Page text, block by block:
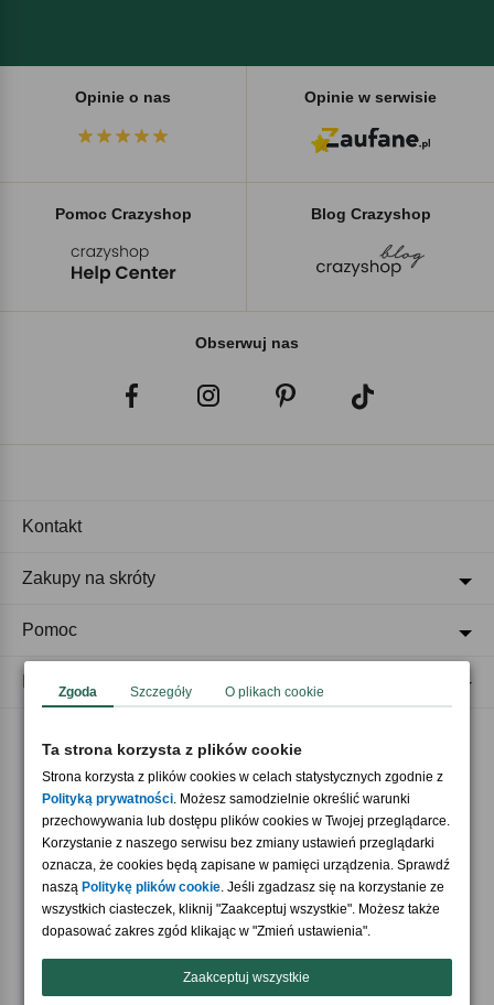
Opinie o nas Opinie w serwisie
Pomoc Crazyshop Blog Crazyshop
Obserwuj nas
Akceptujemy płatności
Nasi partnerzy
Kontakt
Zakupy na skróty
Pomoc
Zgoda Szczegóły O plikach cookie
Ta strona korzysta z plików cookie
Strona korzysta z plików cookies w celach statystycznych zgodnie z
Polityką prywatności. Możesz samodzielnie określić warunki
przechowywania lub dostępu plików cookies w Twojej przeglądarce.
Korzystanie z naszego serwisu bez zmiany ustawień przeglądarki
oznacza, że cookies będą zapisane w pamięci urządzenia. Sprawdź
naszą Politykę plików cookie. Jeśli zgadzasz się na korzystanie ze
wszystkich ciasteczek, kliknij "Zaakceptuj wszystkie". Możesz także
dopasować zakres zgód klikając w "Zmień ustawienia".
Zaakceptuj wszystkie